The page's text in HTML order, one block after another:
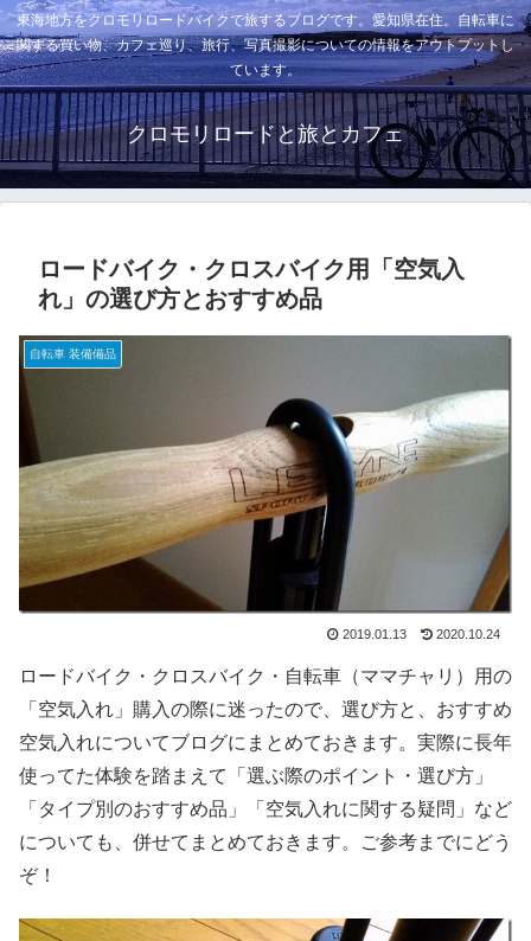
東海地方をクロモリロードバイクで旅するブログです。愛知県在住。自転車に
関する買い物、カフェ巡り、旅行、写真撮影についての情報をアウトプットし
ています。
クロモリロードと旅とカフェ
ロードバイク・クロスバイク用「空気入
れ」の選び方とおすすめ品
自転車 装備備品
2019.01.13 2020.10.24
ロードバイク・クロスバイク・自転車（ママチャリ）用の
「空気入れ」購入の際に迷ったので、選び方と、おすすめ
空気入れについてブログにまとめておきます。実際に長年
使ってた体験を踏まえて「選ぶ際のポイント・選び方」
「タイプ別のおすすめ品」「空気入れに関する疑問」など
についても、併せてまとめておきます。ご参考までにどう
ぞ！